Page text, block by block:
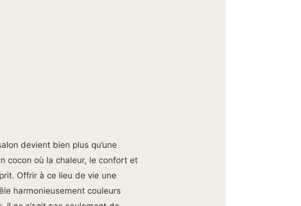
devient bien plus qu’une
cocon où la chaleur, le confort et
Offrir à ce lieu de vie une
harmonieusement couleurs